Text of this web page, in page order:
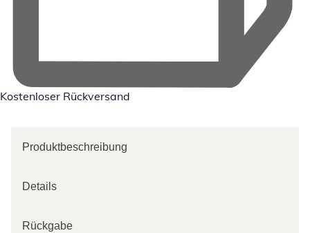
Kostenloser Rückversand
Produktbeschreibung
Details
Rückgabe